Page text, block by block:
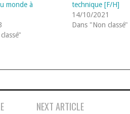
monde à
technique [F/H]
14/10/2021
Dans "Non classé"
NEXT ARTICLE